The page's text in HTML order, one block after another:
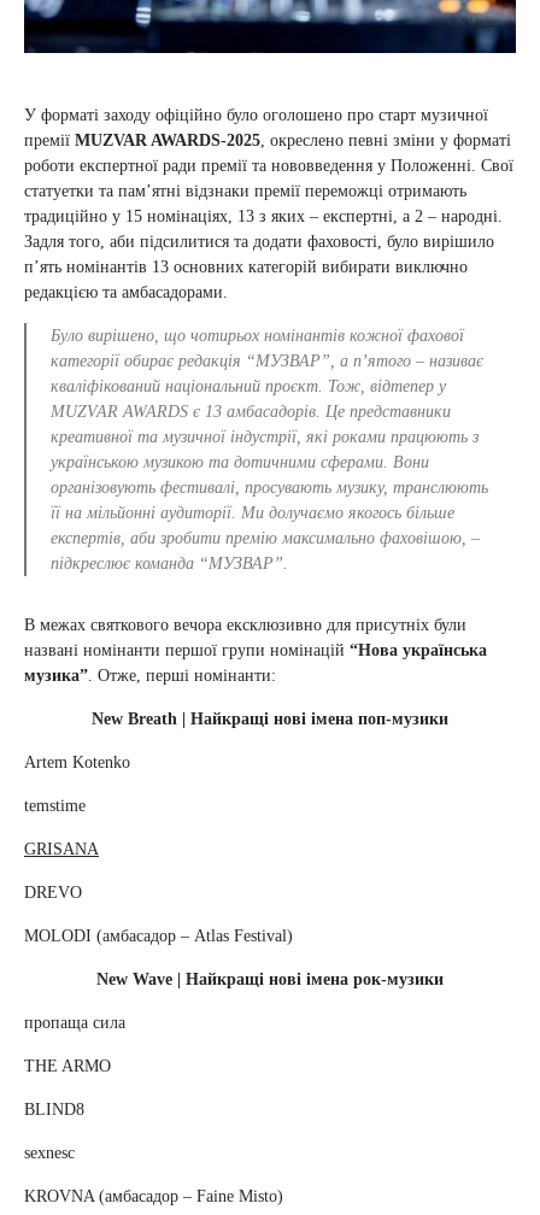
У форматі заходу офіційно було оголошено про старт музичної
премії MUZVAR AWARDS-2025, окреслено певні зміни у форматі
роботи експертної ради премії та нововведення у Положенні. Свої
статуетки та пам’ятні відзнаки премії переможці отримають
традиційно у 15 номінаціях, 13 з яких – експертні, а 2 – народні.
Задля того, аби підсилитися та додати фаховості, було вирішило
п’ять номінантів 13 основних категорій вибирати виключно
редакцією та амбасадорами.
Було вирішено, що чотирьох номінантів кожної фахової
категорії обирає редакція “МУЗВАР”, а п’ятого – називає
кваліфікований національний проєкт. Тож, відтепер у
MUZVAR AWARDS є 13 амбасадорів. Це представники
креативної та музичної індустрії, які роками працюють з
українською музикою та дотичними сферами. Вони
організовують фестивалі, просувають музику, транслюють
її на мільйонні аудиторії. Ми долучаємо якогось більше
експертів, аби зробити премію максимально фаховішою, –
підкреслює команда “МУЗВАР”.
В межах святкового вечора ексклюзивно для присутніх були
названі номінанти першої групи номінацій “Нова українська
музика”. Отже, перші номінанти:
New Breath | Найкращі нові імена поп-музики
Artem Kotenko
temstime
GRISANA
DREVO
MOLODI (амбасадор – Atlas Festival)
New Wave | Найкращі нові імена рок-музики
пропаща сила
THE ARMO
BLIND8
sexnesc
KROVNA (амбасадор – Faine Misto)